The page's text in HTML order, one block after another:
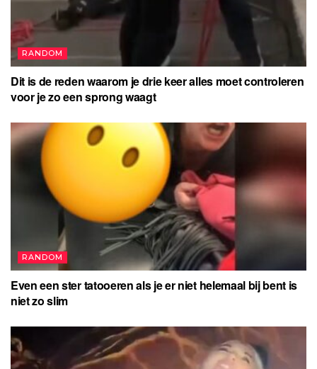
RANDOM
Dit is de reden waarom je drie keer alles moet controleren
voor je zo een sprong waagt
RANDOM
Even een ster tatooeren als je er niet helemaal bij bent is
niet zo slim